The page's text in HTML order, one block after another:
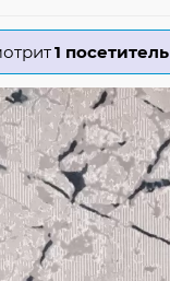
1 посетитель